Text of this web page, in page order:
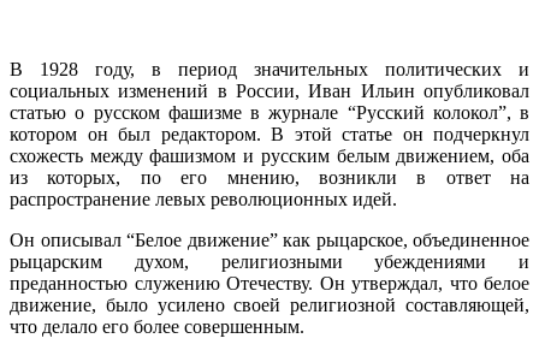
В 1928 году, в период значительных политических и
социальных изменений в России, Иван Ильин опубликовал
статью о русском фашизме в журнале “Русский колокол”, в
котором он был редактором. В этой статье он подчеркнул
схожесть между фашизмом и русским белым движением, оба
из которых, по его мнению, возникли в ответ на
распространение левых революционных идей.
Он описывал “Белое движение” как рыцарское, объединенное
рыцарским духом, религиозными убеждениями и
преданностью служению Отечеству. Он утверждал, что белое
движение, было усилено своей религиозной составляющей,
что делало его более совершенным.